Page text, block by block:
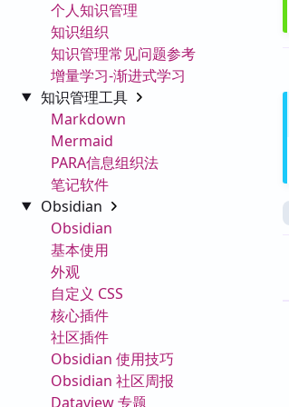
个人知识管理
知识组织
知识管理常见问题参考
增量学习-渐进式学习
知识管理工具
Markdown
Mermaid
PARA信息组织法
笔记软件
Obsidian
Obsidian
基本使用
外观
自定义 CSS
核心插件
社区插件
Obsidian 使用技巧
Obsidian 社区周报
Dataview 专题